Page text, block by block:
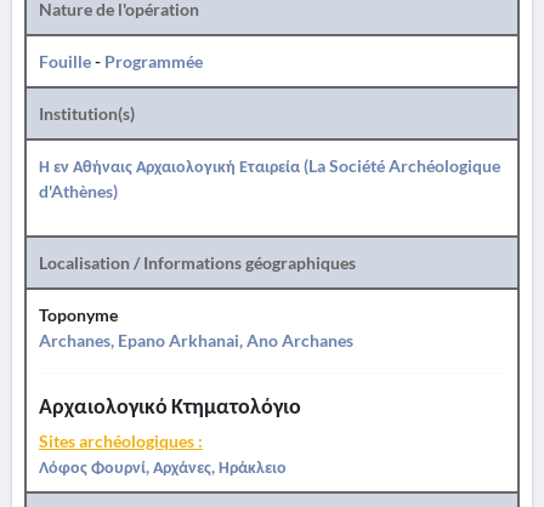
Nature de l'opération
Fouille- Programmée
Institution(s)
Η εν Αθήναις Αρχαιολογική Εταιρεία (La Société Archéologique
d'Athènes)
Localisation / Informations géographiques
Toponyme
Archanes, Epano Arkhanai, Ano Archanes
Αρχαιολογικό Κτηματολόγιο
Sites archéologiques :
Λόφος Φουρνί, Αρχάνες, Ηράκλειο